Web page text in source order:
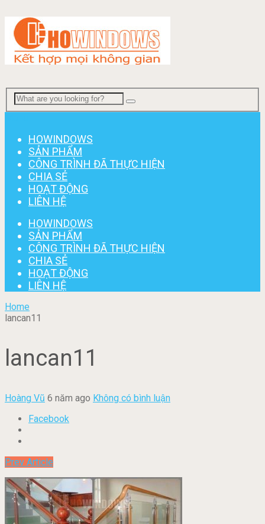
HOWINDOWS
SẢN PHẨM
CÔNG TRÌNH ĐÃ THỰC HIỆN
CHIA SẺ
HOẠT ĐỘNG
LIÊN HỆ
HOWINDOWS
SẢN PHẨM
CÔNG TRÌNH ĐÃ THỰC HIỆN
CHIA SẺ
HOẠT ĐỘNG
LIÊN HỆ
Home
lancan11
lancan11
Hoàng Vũ 6 năm ago Không có bình luận
Facebook
Prev Article